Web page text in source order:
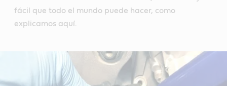
fácil que todo el mundo puede hacer, como
explicamos aquí.